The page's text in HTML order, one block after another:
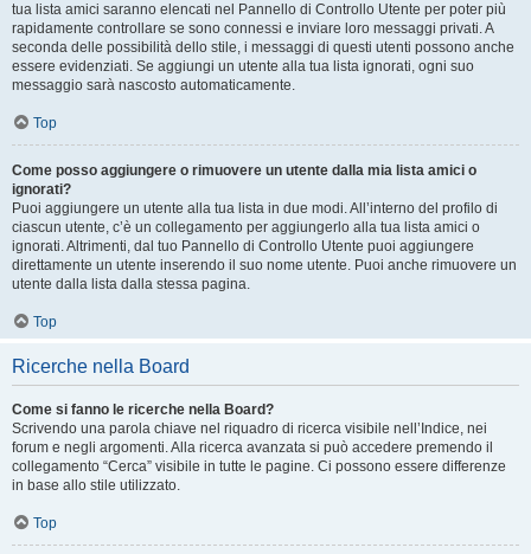
tua lista amici saranno elencati nel Pannello di Controllo Utente per poter più
rapidamente controllare se sono connessi e inviare loro messaggi privati. A
seconda delle possibilità dello stile, i messaggi di questi utenti possono anche
essere evidenziati. Se aggiungi un utente alla tua lista ignorati, ogni suo
messaggio sarà nascosto automaticamente.
Top
Come posso aggiungere o rimuovere un utente dalla mia lista amici o
ignorati?
Puoi aggiungere un utente alla tua lista in due modi. All’interno del profilo di
ciascun utente, c’è un collegamento per aggiungerlo alla tua lista amici o
ignorati. Altrimenti, dal tuo Pannello di Controllo Utente puoi aggiungere
direttamente un utente inserendo il suo nome utente. Puoi anche rimuovere un
utente dalla lista dalla stessa pagina.
Top
Ricerche nella Board
Come si fanno le ricerche nella Board?
Scrivendo una parola chiave nel riquadro di ricerca visibile nell’Indice, nei
forum e negli argomenti. Alla ricerca avanzata si può accedere premendo il
collegamento “Cerca” visibile in tutte le pagine. Ci possono essere differenze
in base allo stile utilizzato.
Top